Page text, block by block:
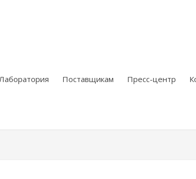
Лаборатория Поставщикам Пресс-центр